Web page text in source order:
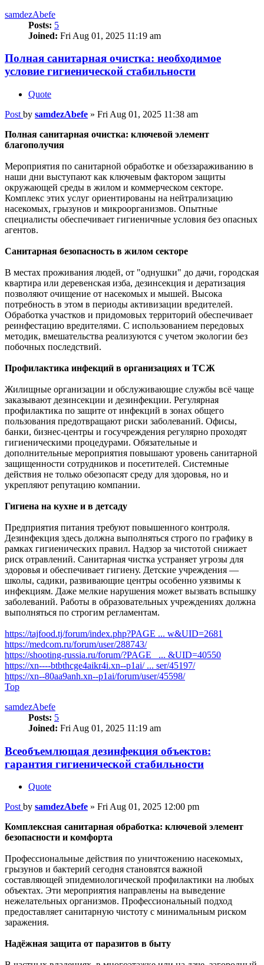
samdezAbefe
Posts: 5
Joined: Fri Aug 01, 2025 11:19 am
Полная санитарная очистка: необходимое
условие гигиенической стабильности
Quote
Post by samdezAbefe » Fri Aug 01, 2025 11:38 am
Полная санитарная очистка: ключевой элемент
благополучия
Мероприятия по санитарной обработке и обеззараживанию в
наши дни выступают как ключевым фактором защиты
окружающей среды в жилом и коммерческом секторе.
Комплекс этих услуг ориентированы на нейтрализацию
насекомых, грызунов и микроорганизмов. Опытные
специалисты обеспечивает гигиеничные условия без опасных
агентов.
Санитарная безопасность в жилом секторе
В местах проживания людей, от "однушки" до дачи, городская
квартира или деревенская изба, дезинсекция и дератизация
позволяют очищение от насекомых и мышей. Высока
потребность в этом в периоды активизации вредителей.
Обработка участков и придомовых территорий обеспечивает
реинфестацию вредителями. С использованием передовых
методик, вмешательства реализуются с учетом экологии без
побочных последствий.
Профилактика инфекций в организациях и ТСЖ
Жилищные организации и обслуживающие службы всё чаще
заказывают дезинсекции и дезинфекции. Регулярная
профилактика по защите от инфекций в зонах общего
пользования предотвращают риски заболеваний. Офисы,
банки, бизнес-центры и госучреждения регулярно проходят
гигиеническими процедурами. Обязательные и
дополнительные мероприятия повышают уровень санитарной
защищенности сотрудников и посетителей. Системные
действия не только обезопасят среду для здоровья, но и
укрепляют репутацию компании.
Гигиена на кухне и в детсаду
Предприятия питания требуют повышенного контроля.
Дезинфекция здесь должна выполняться строго по графику в
рамках гигиенических правил. Надзор за чистотой снижает
риск отравлений. Санитарная чистка устраняет угрозы для
здоровья и обеспечивает гигиену. Детские учреждения —
школы, садики, развивающие центры особенно уязвимы к
инфекциям. Даже мелкие нарушения может вызвать вспышку
заболеваний. Работы в образовательных учреждениях должна
выполняться по строгим регламентам.
https://tajfood.tj/forum/index.php?PAGE ... w&UID=2681
https://medcom.ru/forum/user/288743/
https://shooting-russia.ru/forum/?PAGE_ ... &UID=40550
https://xn----btbthcge4aikr4i.xn--p1ai/ ... ser/45197/
https://xn--80aa9anh.xn--p1ai/forum/user/45598/
Top
samdezAbefe
Posts: 5
Joined: Fri Aug 01, 2025 11:19 am
Всеобъемлющая дезинфекция объектов:
гарантия гигиенической стабильности
Quote
Post by samdezAbefe » Fri Aug 01, 2025 12:00 pm
Комплексная санитарная обработка: ключевой элемент
безопасности и комфорта
Профессиональные действия по уничтожению насекомых,
грызунов и бактерий сегодня становятся важной
составляющей эпидемиологической профилактики на любых
объектах. Эти мероприятия направлены на выведение
нежелательных организмов. Профессиональный подход
предоставляет санитарную чистоту с минимальным риском
заражения.
Надёжная защита от паразитов в быту